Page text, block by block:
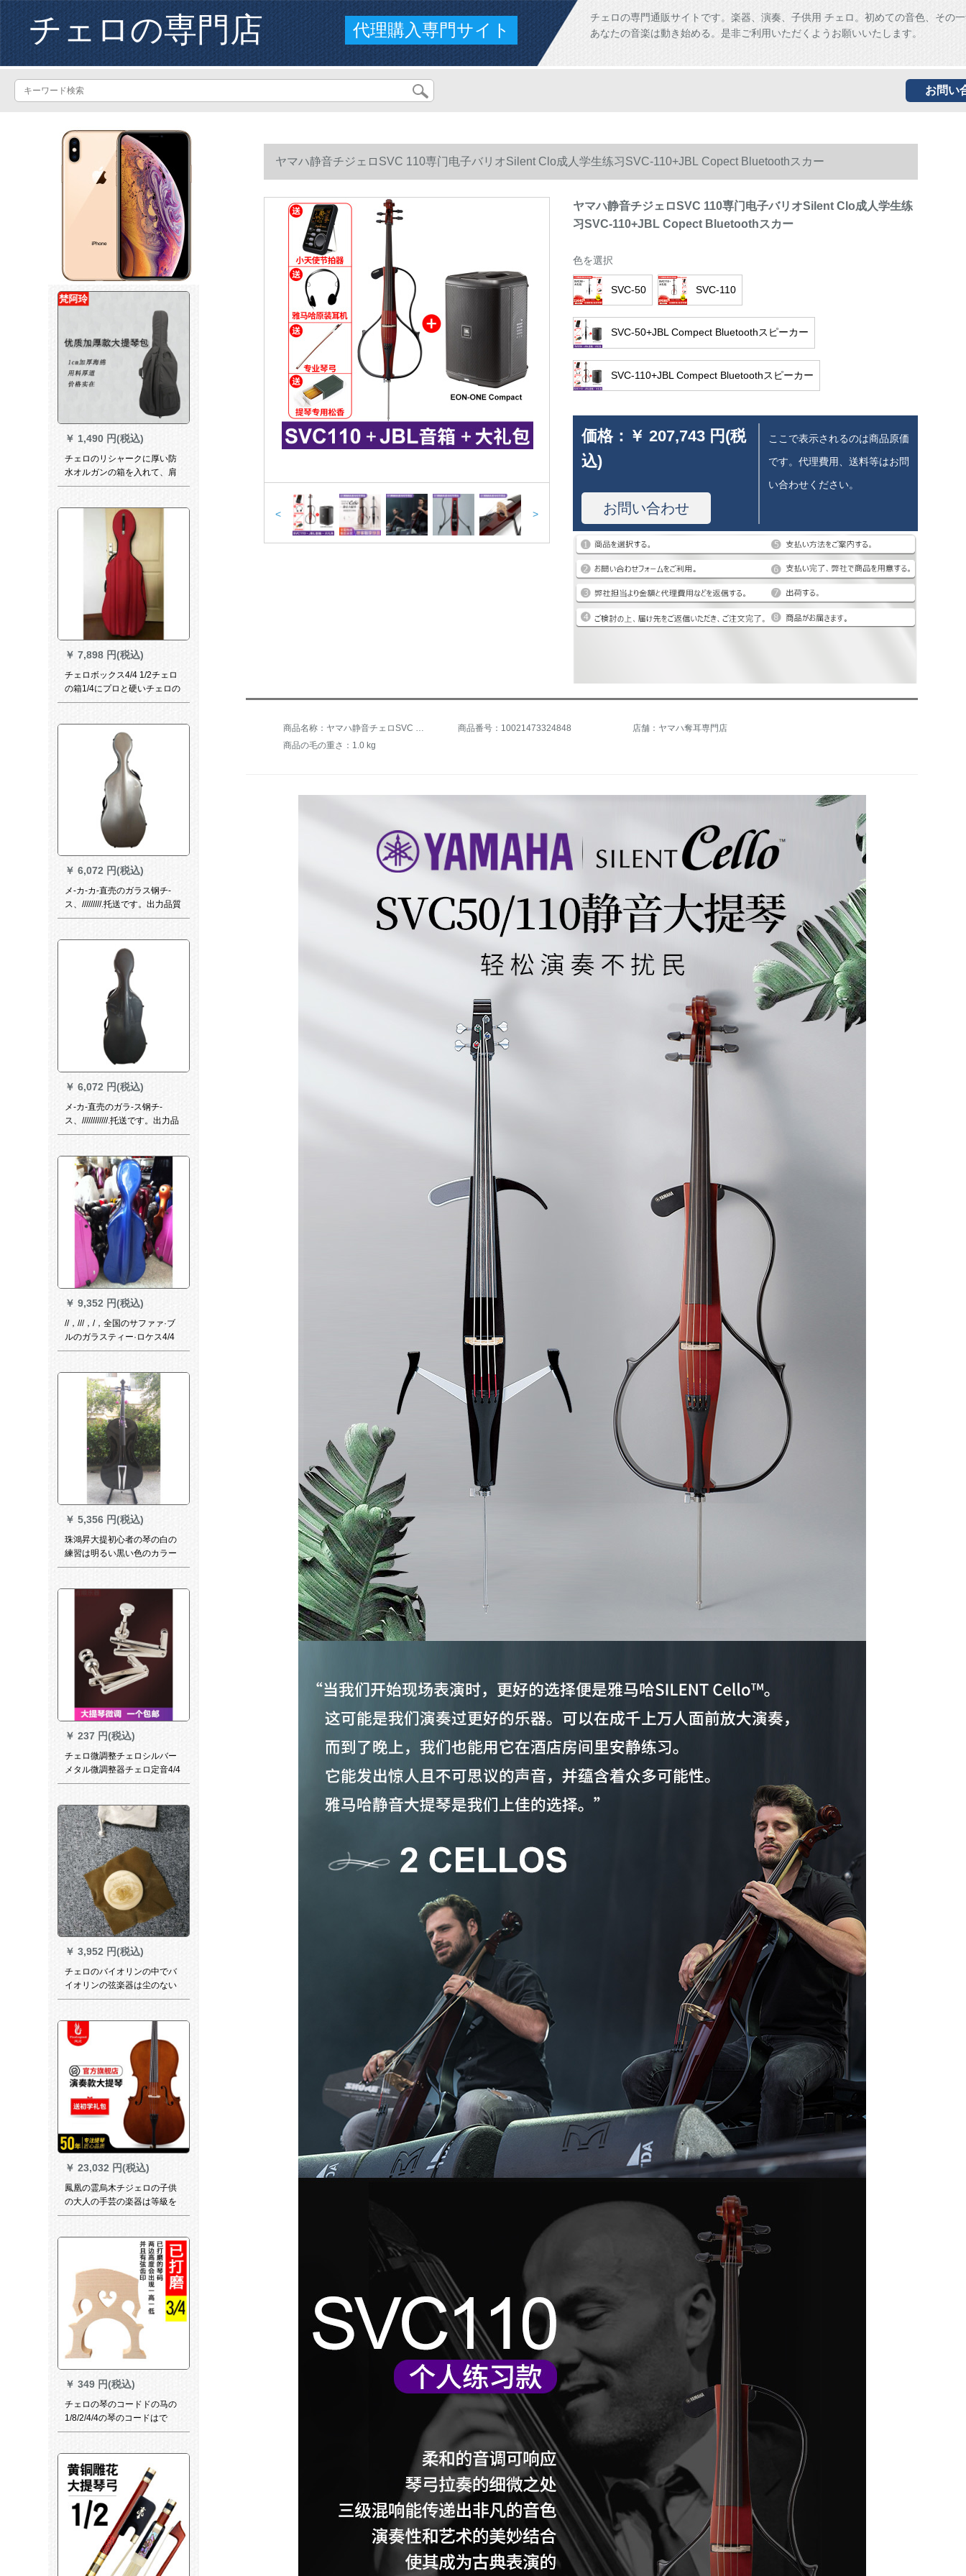
チェロの専門店 代理購入専門サイト
チェロの専門通販サイトです。楽器、演奏、子供用 チェロ。初めての音色、その
あなたの音楽は動き始める。是非ご利用いただくようお願いいたします。
お問い
￥ 1,490 円(税込)
チェロのリシャークに厚い防
水オルガンの箱を入れて、肩
と肩のチロの袋を背负って、
す。4/43/41/2チェロを置くと
￥ 7,898 円(税込)
チェロボックス4/4 1/2チェロ
の箱1/4にプロと硬いチェロの
箱3/4の黒を配合しています。
￥ 6,072 円(税込)
メ-カ-カ-直売のガラス钢チ-
ス、/////////.托送です。出力品質
は銀色です。
￥ 6,072 円(税込)
メ-カ-直売のガラ-ス钢チ-
ス、////////////.托送です。出力品
質は灰色です。
￥ 9,352 円(税込)
//，///，/，全国のサファァ·ブ
ルのガラスティー·ロケス4/4
￥ 5,356 円(税込)
珠鴻昇大提初心者の琴の白の
練習は明るい黒い色のカラー
の大好きなテ-ンバーの赤と黒
￥ 237 円(税込)
チェロ微調整チェロシルバー
メタル微調整器チェロ定音4/4
1/4泛用楽器のラ-ジセイズ2つ
ています】
￥ 3,952 円(税込)
チェロのバイオリンの中でバ
イオリンの弦楽器は尘のない
黒い松香の布袋の四角形の黒
￥ 23,032 円(税込)
鳳凰の霊烏木チジェロの子供
の大人の手芸の楽器は等級を
試験して進級します専门の演
ネの烏木の指板3/4の150 cm
ぐぐの身長は適用します。
￥ 349 円(税込)
チェロの琴のコードドの马の
1/8/2/4/4の琴のコードはで
す。部品のコードドの桥の马
ヤマハ静音チジェロSVC 110専门电子バリオSilent Clo成人学生练习SVC-110+JBL Copect Bluetoothスカー
< >
ヤマハ静音チジェロSVC 110専门电子バリオSilent Clo成人学生练
习SVC-110+JBL Copect Bluetoothスカー
色を選択
SVC-50 SVC-110
SVC-50+JBL Compect Bluetoothスピーカー
SVC-110+JBL Compect Bluetoothスピーカー
価格： ￥ 207,743 円(税
込)
お問い合わせ
ここで表示されるのは商品原価
です。代理費用、送料等はお問
い合わせください。
商品名称：ヤマハ静音チェロSVC 110専門電子ビオラSilent Cllo成人学生練習SVC-110+JBL Compect Bluetoothスピーカー 商品番号：10021473324848
店舗：ヤマハ奪耳専門店
商品の毛の重さ：1.0 kg